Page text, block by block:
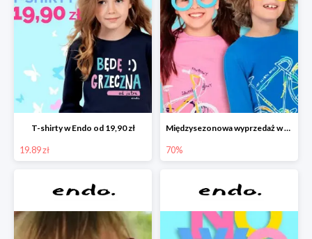
T-shirty w Endo od 19,90 zł
19.89 zł
Międzysezonowa wyprzedaż w Endo do -70%
70%